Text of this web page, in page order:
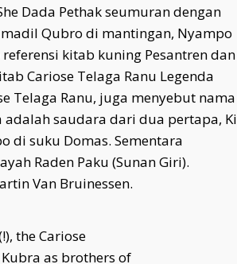
Dada Pethak seumuran dengan
Qubro di mantingan, Nyampo
kitab kuning Pesantren dan
Cariose Telaga Ranu Legenda
Telaga Ranu, juga menyebut nama
adalah saudara dari dua pertapa, Ki
di suku Domas. Sementara
Raden Paku (Sunan Giri).
Van Bruinessen.
the Cariose
as brothers of